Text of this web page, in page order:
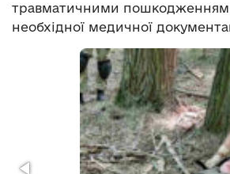
травматичними
необхідної медичної